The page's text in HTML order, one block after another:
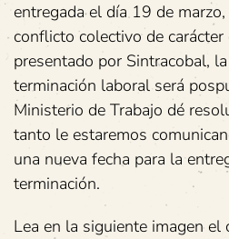
entregada el día 19 de
conflicto colectivo de
presentado por Sintracobal,
terminación laboral será
Ministerio de Trabajo dé
tanto le estaremos
una nueva fecha para la
terminación.
Lea en la siguiente imagen el